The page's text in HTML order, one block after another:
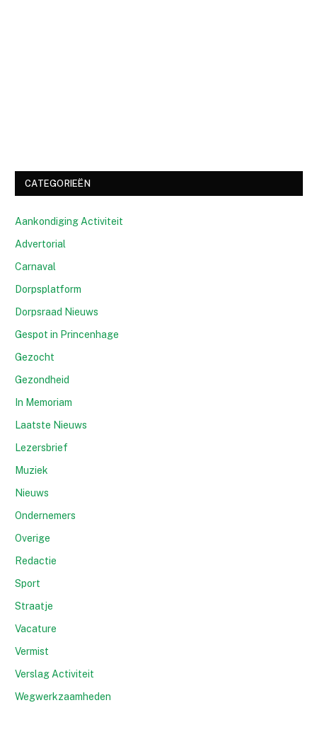
CATEGORIEËN
Aankondiging Activiteit
Advertorial
Carnaval
Dorpsplatform
Dorpsraad Nieuws
Gespot in Princenhage
Gezocht
Gezondheid
In Memoriam
Laatste Nieuws
Lezersbrief
Muziek
Nieuws
Ondernemers
Overige
Redactie
Sport
Straatje
Vacature
Vermist
Verslag Activiteit
Wegwerkzaamheden